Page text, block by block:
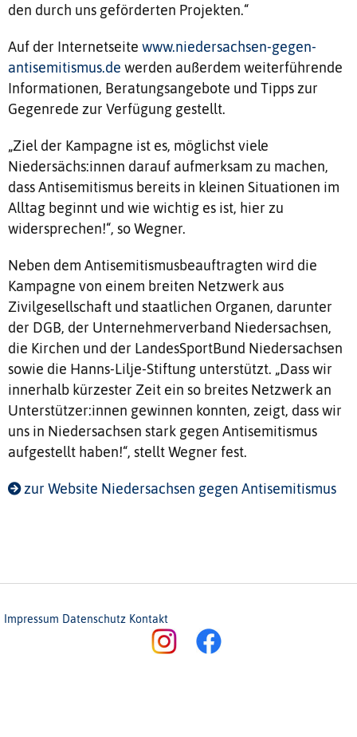
den durch uns geförderten Projekten.“
Auf der Internetseite www.niedersachsen-gegen-
antisemitismus.de werden außerdem weiterführende
Informationen, Beratungsangebote und Tipps zur
Gegenrede zur Verfügung gestellt.
„Ziel der Kampagne ist es, möglichst viele
Niedersächs:innen darauf aufmerksam zu machen,
dass Antisemitismus bereits in kleinen Situationen im
Alltag beginnt und wie wichtig es ist, hier zu
widersprechen!“, so Wegner.
Neben dem Antisemitismusbeauftragten wird die
Kampagne von einem breiten Netzwerk aus
Zivilgesellschaft und staatlichen Organen, darunter
der DGB, der Unternehmerverband Niedersachsen,
die Kirchen und der LandesSportBund Niedersachsen
sowie die Hanns-Lilje-Stiftung unterstützt. „Dass wir
innerhalb kürzester Zeit ein so breites Netzwerk an
Unterstützer:innen gewinnen konnten, zeigt, dass wir
uns in Niedersachsen stark gegen Antisemitismus
aufgestellt haben!“, stellt Wegner fest.
zur Website Niedersachsen gegen Antisemitismus
Impressum Datenschutz Kontakt